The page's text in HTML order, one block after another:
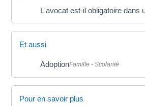
L'avocat est-il obligatoire dans
Et aussi
AdoptionFamille - Scolarité
Pour en savoir plus